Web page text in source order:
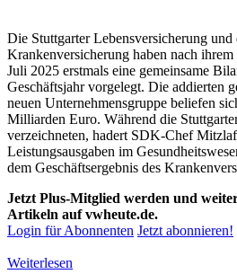
Die Stuttgarter Lebensversicherung und
Krankenversicherung haben nach ihrem
Juli 2025 erstmals eine gemeinsame
Geschäftsjahr vorgelegt. Die addierten
neuen Unternehmensgruppe beliefen
Milliarden Euro. Während die
verzeichneten, hadert SDK-Chef
Leistungsausgaben im
dem Geschäftsergebnis des
Jetzt Plus-Mitglied werden und
Artikeln auf vwheute.de.
Login für Abonnenten Jetzt abonnieren!
Weiterlesen